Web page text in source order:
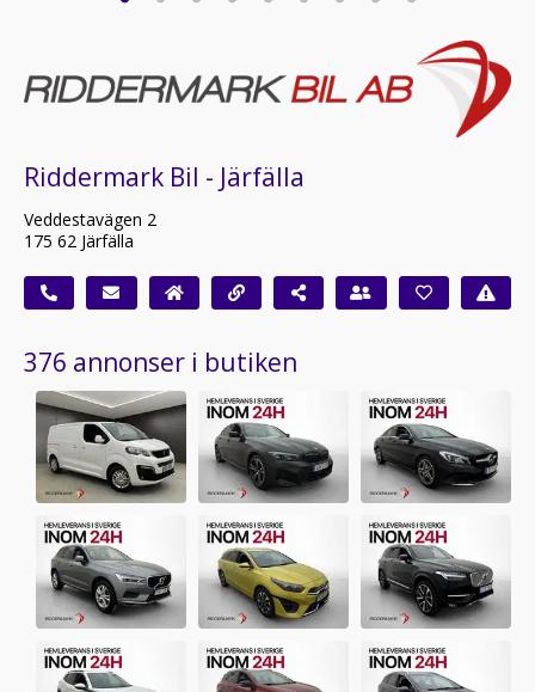
Riddermark Bil - Järfälla
Veddestavägen 2
175 62 Järfälla
376 annonser i butiken